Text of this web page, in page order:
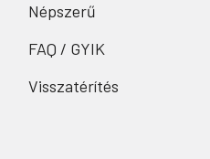
Népszerű
FAQ / GYIK
Visszatérítés